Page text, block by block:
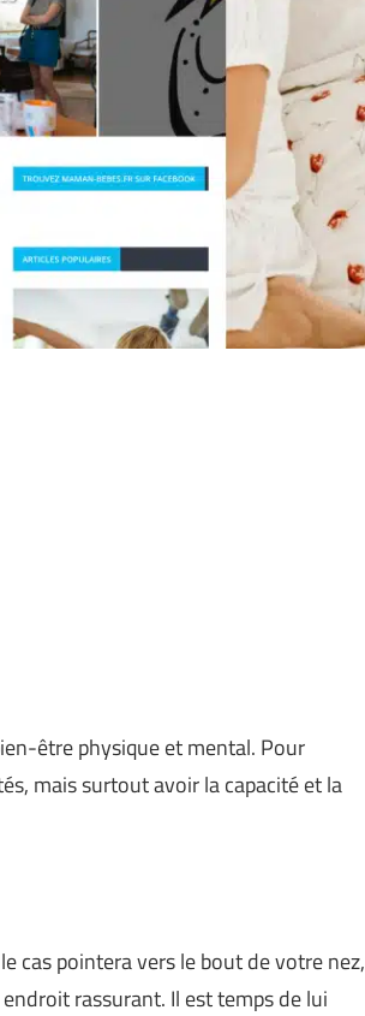
être physique et mental. Pour
mais surtout avoir la capacité et la
cas pointera vers le bout de votre nez,
rassurant. Il est temps de lui